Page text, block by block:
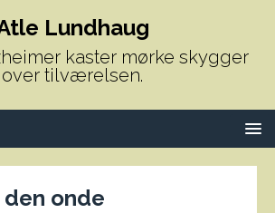
Lundhaug
kaster mørke skygger
over tilværelsen.
den onde